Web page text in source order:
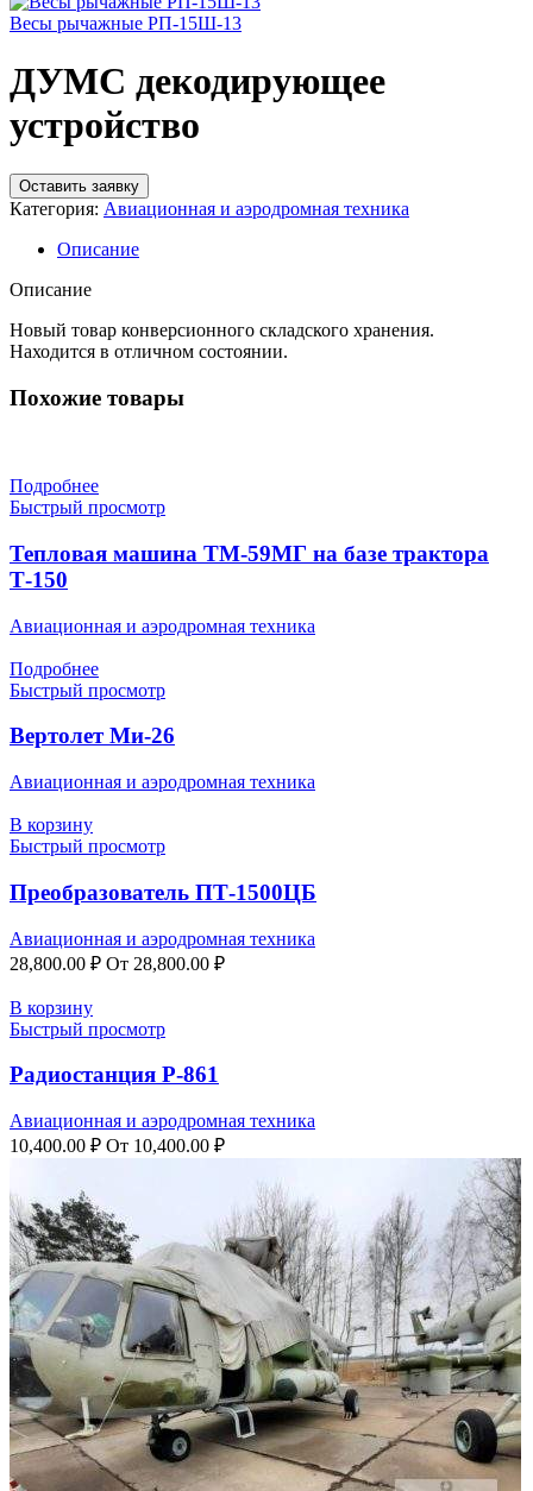
Весы рычажные РП-15Ш-13
ДУМС декодирующее
устройство
Оставить заявку
Категория: Авиационная и аэродромная техника
Описание
Описание
Новый товар конверсионного складского хранения.
Находится в отличном состоянии.
Похожие товары
Подробнее
Быстрый просмотр
Тепловая машина ТМ-59МГ на базе трактора
Т-150
Авиационная и аэродромная техника
Подробнее
Быстрый просмотр
Вертолет Ми-26
Авиационная и аэродромная техника
В корзину
Быстрый просмотр
Преобразователь ПТ-1500ЦБ
Авиационная и аэродромная техника
28,800.00 ₽ От 28,800.00 ₽
В корзину
Быстрый просмотр
Радиостанция Р-861
Авиационная и аэродромная техника
10,400.00 ₽ От 10,400.00 ₽